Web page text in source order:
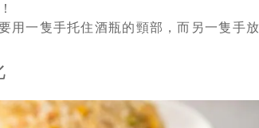
用一隻手托住酒瓶的頸部，而另一隻手